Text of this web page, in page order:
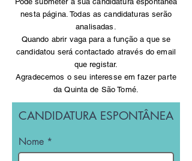
nesta página.Todas as candidaturas serão
analisadas.
Quando abrir vaga para a função a que se
candidatou será contactado através do email
que registar.
Agradecemos o seu interesse em fazer parte
da Quinta de São Tomé.
CANDIDATURA ESPONTÂNEA
Nome